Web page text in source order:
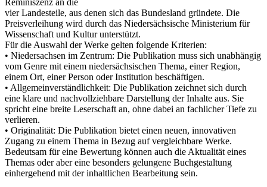
vier Landesteile, aus denen sich das Bundesland gründete. Die
Preisverleihung wird durch das Niedersächsische Ministerium für
Wissenschaft und Kultur unterstützt.
Für die Auswahl der Werke gelten folgende Kriterien:
• Niedersachsen im Zentrum: Die Publikation muss sich unabhängig
vom Genre mit einem niedersächsischen Thema, einer Region,
einem Ort, einer Person oder Institution beschäftigen.
• Allgemeinverständlichkeit: Die Publikation zeichnet sich durch
eine klare und nachvollziehbare Darstellung der Inhalte aus. Sie
spricht eine breite Leserschaft an, ohne dabei an fachlicher Tiefe zu
verlieren.
• Originalität: Die Publikation bietet einen neuen, innovativen
Zugang zu einem Thema in Bezug auf vergleichbare Werke.
Bedeutsam für eine Bewertung können auch die Aktualität eines
Themas oder aber eine besonders gelungene Buchgestaltung
einhergehend mit der inhaltlichen Bearbeitung sein.